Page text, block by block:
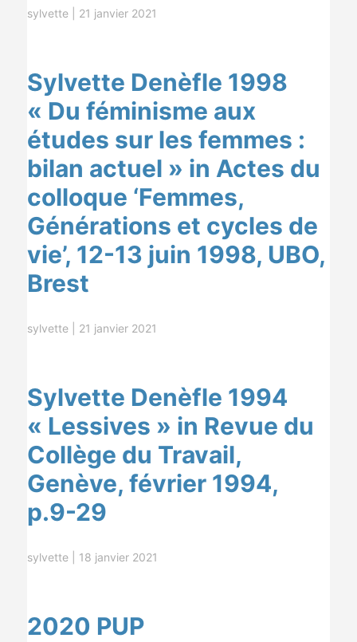
sylvette 21 janvier 2021
Sylvette Denèfle 1998
« Du féminisme aux
études sur les femmes :
bilan actuel » in Actes du
colloque ‘Femmes,
Générations et cycles de
vie’, 12-13 juin 1998, UBO,
Brest
sylvette 21 janvier 2021
Sylvette Denèfle 1994
« Lessives » in Revue du
Collège du Travail,
Genève, février 1994,
p.9-29
sylvette 18 janvier 2021
2020 PUP